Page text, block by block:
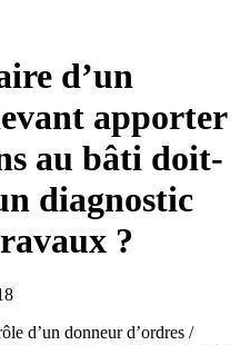
d’un
apporter
au bâti doit-
diagnostic
?
d’un donneur d’ordres /